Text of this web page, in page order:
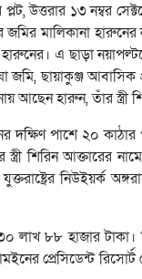
উত্তরার ১৩ নম্বর
মালিকানা হারুনের
এ ছাড়া
জমি, ছায়াকুঞ্জ
আছেন হারুন, তাঁর স্ত্রী
দক্ষিণ পাশে ২০
শিরিন আক্তারের
নিউইয়র্ক
৮৮ হাজার টাকা।
প্রেসিডেন্ট